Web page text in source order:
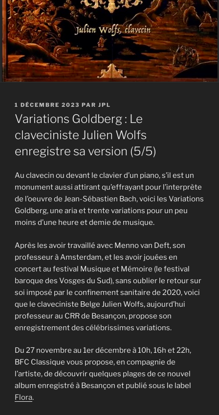
PUBLIÉ
LE
1 DÉCEMBRE 2023 PAR JPL
Variations Goldberg : Le
claveciniste Julien Wolfs
enregistre sa version (5/5)
Au clavecin ou devant le clavier d’un piano, s’il est un
monument aussi attirant qu’effrayant pour l’interprète
de l’oeuvre de Jean-Sébastien Bach, voici les Variations
Goldberg, une aria et trente variations pour un peu
moins d’une heure et demie de musique.
Après les avoir travaillé avec Menno van Deft, son
professeur à Amsterdam, et les avoir jouées en
concert au festival Musique et Mémoire (le festival
baroque des Vosges du Sud), sans oublier le retour sur
soi imposé par le confinement sanitaire de 2020, voici
que le claveciniste Belge Julien Wolfs, aujourd’hui
professeur au CRR de Besançon, propose son
enregistrement des célébrissimes variations.
Du 27 novembre au 1er décembre à 10h, 16h et 22h,
BFC Classique vous propose, en compagnie de
l’artiste, de découvrir quelques plages de ce nouvel
album enregistré à Besançon et publié sous le label
Flora.